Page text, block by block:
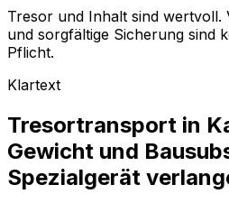
Tresor und Inhalt sind
und sorgfältige Sicherung sind
Pflicht.
Klartext
Tresortransport in
Gewicht und
Spezialgerät